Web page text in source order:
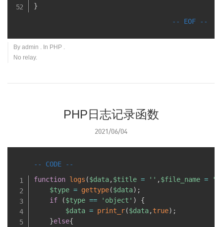
}
By admin . In PHP .
No relay.
PHP日志记录函数
2021/06/04
function logs ($data,$title = '' ,$file_name = ''
$type = gettype($data) ;
if
($type == 'object' )
{
$data = print_r($data,true) ;
}else{